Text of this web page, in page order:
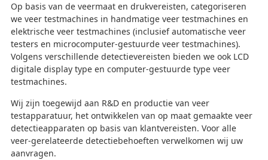
Op basis van de veermaat en drukvereisten, categoriseren
we veer testmachines in handmatige veer testmachines en
elektrische veer testmachines (inclusief automatische veer
testers en microcomputer-gestuurde veer testmachines).
Volgens verschillende detectievereisten bieden we ook LCD
digitale display type en computer-gestuurde type veer
testmachines.
Wij zijn toegewijd aan R&D en productie van veer
testapparatuur, het ontwikkelen van op maat gemaakte veer
detectieapparaten op basis van klantvereisten. Voor alle
veer-gerelateerde detectiebehoeften verwelkomen wij uw
aanvragen.